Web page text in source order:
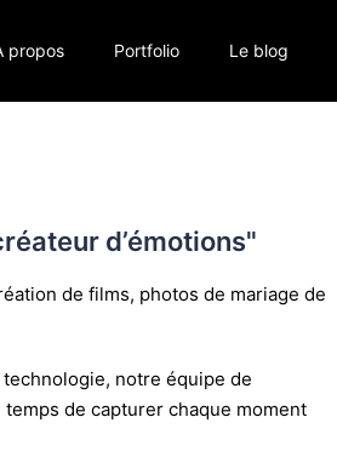
propos Portfolio Le blog
d’émotions"
de films, photos de mariage de
technologie, notre équipe de
de capturer chaque moment